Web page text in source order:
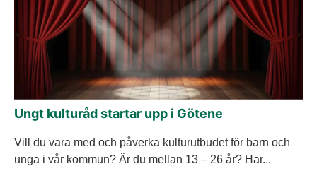
Ungt kulturåd startar upp i Götene
Vill du vara med och påverka kulturutbudet för barn och
unga i vår kommun? Är du mellan 13 – 26 år? Har...